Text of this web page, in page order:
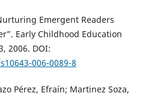
Emergent Readers
Early Childhood Education
2006. DOI:
006-0089-8
Pérez, Efraín; Martinez Soza,